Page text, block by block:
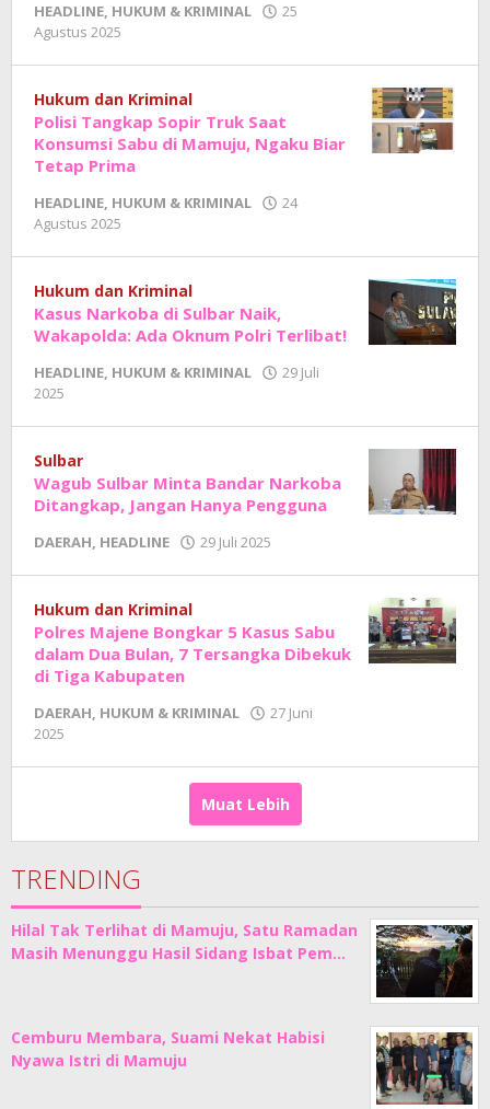
HEADLINE, HUKUM & KRIMINAL
25
Agustus 2025
Junaedi
Sholat
Hukum dan Kriminal
Polisi Tangkap Sopir Truk Saat
Konsumsi Sabu di Mamuju, Ngaku Biar
Tetap Prima
HEADLINE, HUKUM & KRIMINAL
24
Agustus 2025
Junaedi
Sholat
Hukum dan Kriminal
Kasus Narkoba di Sulbar Naik,
Wakapolda: Ada Oknum Polri Terlibat!
HEADLINE, HUKUM & KRIMINAL
29 Juli
2025
Junaedi
Sholat
Sulbar
Wagub Sulbar Minta Bandar Narkoba
Ditangkap, Jangan Hanya Pengguna
DAERAH, HEADLINE 29 Juli 2025
Junaedi
Hukum dan Kriminal
Polres Majene Bongkar 5 Kasus Sabu
dalam Dua Bulan, 7 Tersangka Dibekuk
di Tiga Kabupaten
DAERAH, HUKUM & KRIMINAL
27 Juni
2025
Junaedi
Muat Lebih
TRENDING
Hilal Tak Terlihat di Mamuju, Satu Ramadan
Masih Menunggu Hasil Sidang Isbat Pem…
Cemburu Membara, Suami Nekat Habisi
Nyawa Istri di Mamuju